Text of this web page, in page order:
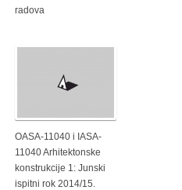
radova
OASA-11040 i IASA-
11040 Arhitektonske
konstrukcije 1: Junski
ispitni rok 2014/15.